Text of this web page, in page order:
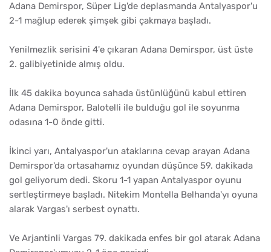
Adana Demirspor, Süper Lig'de deplasmanda Antalyaspor'u
2-1 mağlup ederek şimşek gibi çakmaya başladı.
Yenilmezlik serisini 4'e çıkaran Adana Demirspor, üst üste
2. galibiyetinide almış oldu.
İlk 45 dakika boyunca sahada üstünlüğünü kabul ettiren
Adana Demirspor, Balotelli ile bulduğu gol ile soyunma
odasına 1-0 önde gitti.
İkinci yarı, Antalyaspor'un ataklarına cevap arayan Adana
Demirspor'da ortasahamız oyundan düşünce 59. dakikada
gol geliyorum dedi. Skoru 1-1 yapan Antalyaspor oyunu
sertleştirmeye başladı. Nitekim Montella Belhanda'yı oyuna
alarak Vargas'ı serbest oynattı.
Ve Arjantinli Vargas 79. dakikada enfes bir gol atarak Adana